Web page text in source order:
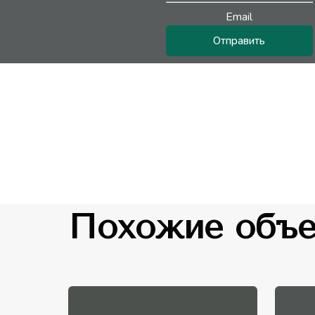
Email
Отправить
Похожие